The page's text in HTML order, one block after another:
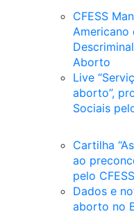
CFESS
Americano
Aborto
Live
aborto”,
Sociais
Cartilha
ao
pelo
Dados e
aborto no